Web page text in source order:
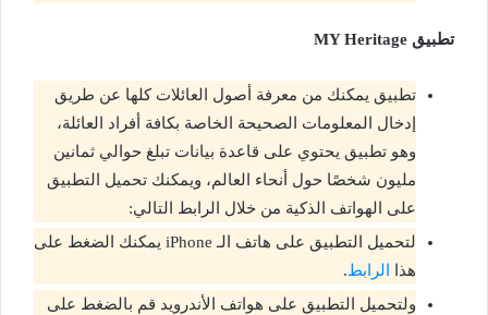
تطبيق MY Heritage
تطبيق يمكنك من معرفة أصول العائلات كلها عن طريق
إدخال المعلومات الصحيحة الخاصة بكافة أفراد العائلة،
وهو تطبيق يحتوي على قاعدة بيانات تبلغ حوالي ثمانين
مليون شخصًا حول أنحاء العالم، ويمكنك تحميل التطبيق
على الهواتف الذكية من خلال الرابط التالي:
لتحميل التطبيق على هاتف الـ iPhone يمكنك الضغط على
هذا
الرابط.
ولتحميل التطبيق على هواتف الأندرويد قم بالضغط على